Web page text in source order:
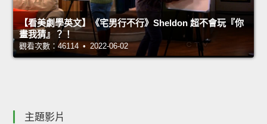
【看美劇學英文】《宅男行不行》Sheldon 超不會玩『你
畫我猜』？！
觀看次數：46114 • 2022-06-02
主題影片